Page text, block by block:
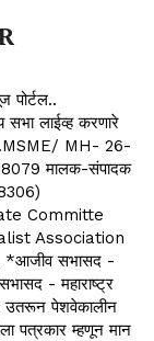
पोर्टल..
लाईव्ह करणारे
MH- 26-
मालक-संपादक
Committe
Association
*आजीव सभासद -
- महाराष्ट्र
उतरून पेशवेकालीन
पत्रकार म्हणून मान